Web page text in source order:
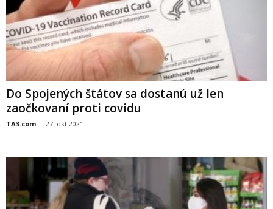
Do Spojených štátov sa dostanú už len
zaočkovaní proti covidu
TA3.com - 27. okt 2021